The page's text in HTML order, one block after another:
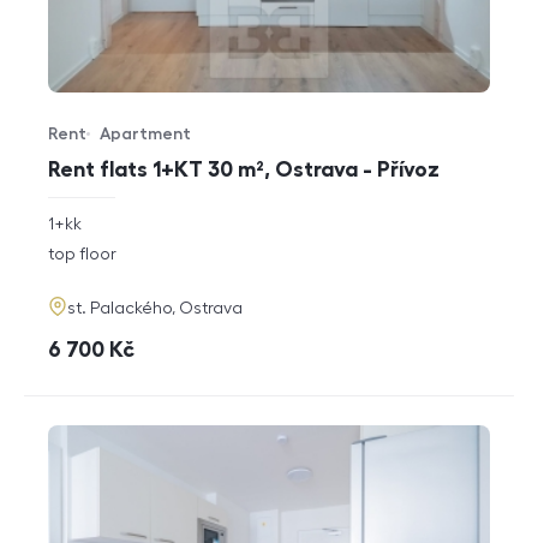
Rent flats 1+KT 30 m², Ostrava - Přívoz
Offer type
Rent
Property type
Apartment
rozměry
disposition
1+kk
funkce
top floor
adresa
st. Palackého, Ostrava
cena
6 700 Kč